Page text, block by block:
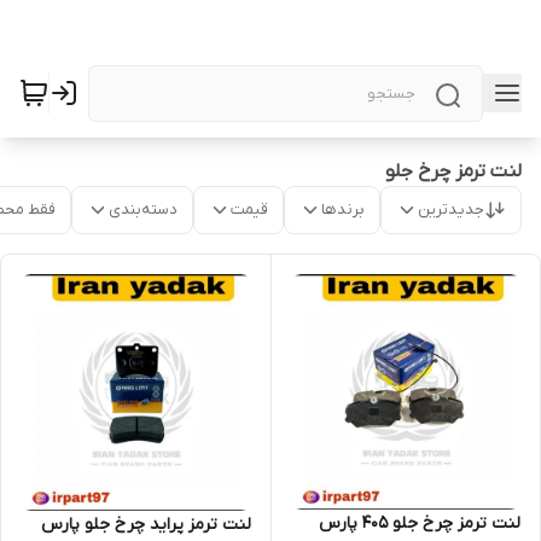
لنت ترمز چرخ جلو
جدیدترین برندها قیمت دسته‌بندی فقط
لنت ترمز چرخ جلو 405 پارس
لنت ترمز پراید چرخ جلو پارس